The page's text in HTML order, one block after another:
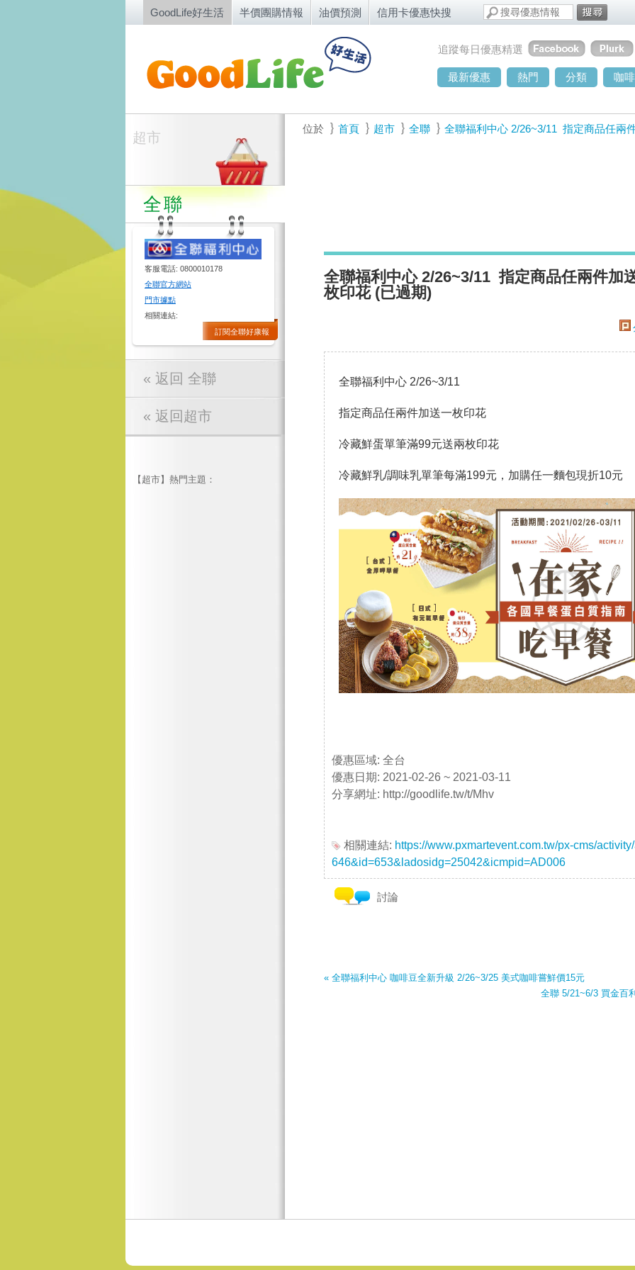
GoodLife好生活 半價團購情報 油價預測 信用卡優惠快搜
追蹤每日優惠精選
最新優惠 熱門 分類 咖啡
超市
全聯
客服電話: 0800010178
全聯官方網站
門市據點
相關連結:
訂閱全聯好康報
« 返回 全聯
« 返回超市
【超市】熱門主題：
位於 首頁 超市 全聯 全聯福利中心 2/26~3/11 指定商品任兩
全聯福利中心 2/26~3/11 指定商品任兩件加
枚印花 (已過期)
全聯福利中心 2/26~3/11
指定商品任兩件加送一枚印花
冷藏鮮蛋單筆滿99元送兩枚印花
冷藏鮮乳/調味乳單筆每滿199元，加購任一麵包現折10元
優惠區域: 全台
優惠日期: 2021-02-26 ~ 2021-03-11
分享網址: http://goodlife.tw/t/Mhv
相關連結: https://www.pxmartevent.com.tw/px-cms/
646&id=653&ladosidg=25042&icmpid=AD006
討論
« 全聯福利中心 咖啡豆全新升級 2/26~3/25 美式咖啡嘗鮮價15元
全聯 5/21~6/3 買金百